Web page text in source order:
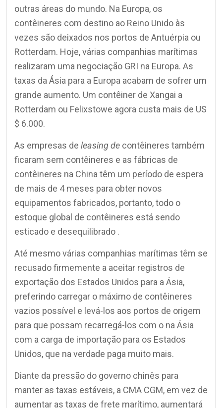
outras áreas do mundo. Na Europa, os
contêineres com destino ao Reino Unido às
vezes são deixados nos portos de Antuérpia ou
Rotterdam. Hoje, várias companhias marítimas
realizaram uma negociação GRI na Europa. As
taxas da Ásia para a Europa acabam de sofrer um
grande aumento. Um contêiner de Xangai a
Rotterdam ou Felixstowe agora custa mais de US
$ 6.000.
As empresas de leasing de contêineres também
ficaram sem contêineres e as fábricas de
contêineres na China têm um período de espera
de mais de 4 meses para obter novos
equipamentos fabricados, portanto, todo o
estoque global de contêineres está sendo
esticado e desequilibrado .
Até mesmo várias companhias marítimas têm se
recusado firmemente a aceitar registros de
exportação dos Estados Unidos para a Ásia,
preferindo carregar o máximo de contêineres
vazios possível e levá-los aos portos de origem
para que possam recarregá-los com o na Ásia
com a carga de importação para os Estados
Unidos, que na verdade paga muito mais.
Diante da pressão do governo chinês para
manter as taxas estáveis, a CMA CGM, em vez de
aumentar as taxas de frete marítimo, aumentará